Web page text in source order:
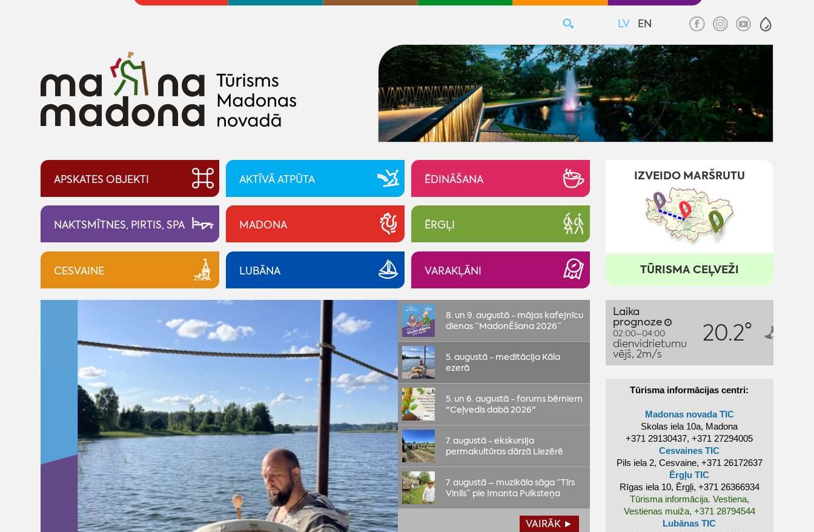
LV EN
APSKATES OBJEKTI AKTĪVĀ ATPŪTA ĒDINĀŠANA
NAKTSMĪTNES, PIRTIS, SPA MADONA ĒRGĻI
CESVAINE LUBĀNA VARAKĻĀNI
IZVEIDO MARŠRUTU
TŪRISMA CEĻVEŽI
8. un 9. augustā - mājas kafejnīcu
dienas “MadonĒšana 2026”
5. augustā - meditācija Kāla
ezerā
5. un 6. augustā - forums bērniem
"Ceļvedis dabā 2026"
7. augustā - ekskursija
permakultūras dārzā Liezērē
7. augustā – muzikāla sāga “Tīrs
Vinils” pie Imanta Pulksteņa
VAIRĀK ►
Laika
prognoze
02:00–04:00
dienvidrietumu
vējš, 2m/s
20.2°
Vārda dienas:
Aisma
Tūrisma informācijas centri:
Madonas novada TIC
Skolas iela 10a, Madona
+371 29130437, +371 27294005
Cesvaines TIC
Pils iela 2, Cesvaine, +371 26172637
Ērgļu TIC
Rīgas iela 10, Ērgļi, +371 26366934
Tūrisma informācija. Vestiena,
Vestienas muiža, +371 28794544
Lubānas TIC